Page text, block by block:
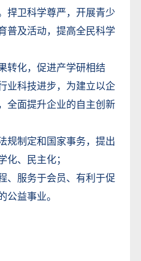
捍卫科学尊严，开展青少
普及活动，提高全民科学
转化，促进产学研相结
业科技进步，为建立以企
全面提升企业的自主创新
规制定和国家事务，提出
化、民主化；
、服务于会员、有利于促
公益事业。